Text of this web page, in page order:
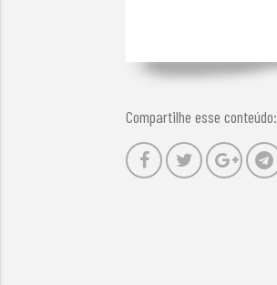
Compartilhe esse conteúdo: